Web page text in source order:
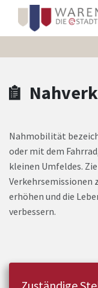
Zum
Zum
Zum
Zum Hauptinhalt
Nahmobilität
oder mit dem
kleinen Umfeldes.
Verkehrsemissionen
erhöhen und die
verbessern.
Zuständige